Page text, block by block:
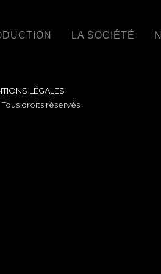
LA SOCIÉTÉ
LÉGALES
droits réservés